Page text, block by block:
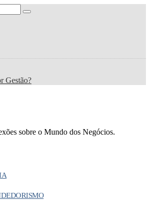
Gestão?
sobre o Mundo dos Negócios.